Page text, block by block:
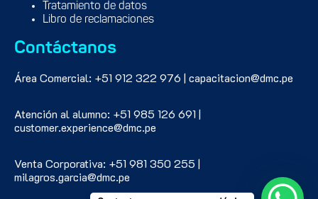
Tratamiento de datos
Libro de reclamaciones
Contáctanos
Área Comercial: +51 912 322 976 | capacitacion@dmc.pe
Atención al alumno: +51 985 126 691 |
customer.experience@dmc.pe
Venta Corporativa: +51 981 350 255 |
milagros.garcia@dmc.pe